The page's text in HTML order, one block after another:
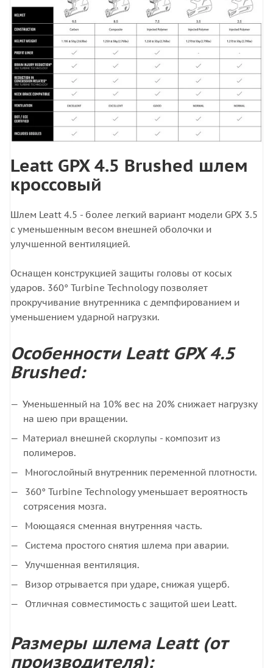
Leatt GPX 4.5 Brushed шлем
кроссовый
Шлем Leatt 4.5 - более легкий вариант модели GPX 3.5
с уменьшенным весом внешней оболочки и
улучшенной вентиляцией.
Оснащен конструкцией защиты головы от косых
ударов. 360° Turbine Technology позволяет
прокручивание внутренника с демпфированием и
уменьшением ударной нагрузки.
Особенности Leatt GPX 4.5
Brushed:
Уменьшенный на 10% вес на 20% снижает нагрузку
на шею при вращении.
Материал внешней скорлупы - композит из
полимеров.
Многослойный внутренник переменной плотности.
360° Turbine Technology уменьшает вероятность
сотрясения мозга.
Моющаяся сменная внутренняя часть.
Система простого снятия шлема при аварии.
Улучшенная вентиляция.
Визор отрывается при ударе, снижая ущерб.
Отличная совместимость с защитой шеи Leatt.
Размеры шлема Leatt (от
производителя):